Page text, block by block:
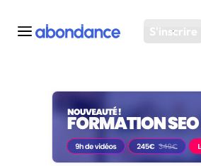
S'inscrire
Toutes les actus
Actus SEO
Plateforme